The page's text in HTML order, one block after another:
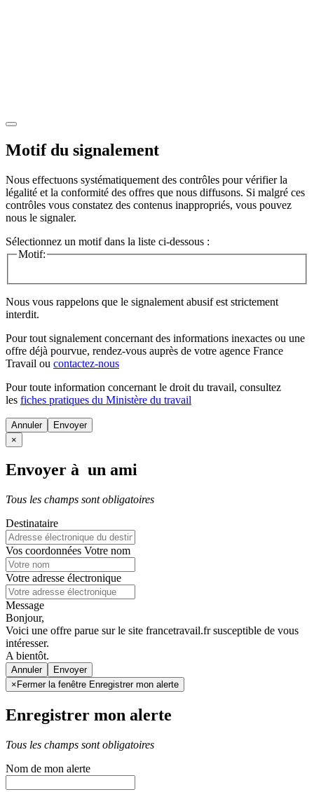
Motif du signalement
Nous effectuons systématiquement des contrôles pour vérifier la
légalité et la conformité des offres que nous diffusons. Si malgré ces
contrôles vous constatez des contenus inappropriés, vous pouvez
nous le signaler.
Sélectionnez un motif dans la liste ci-dessous :
Motif:
Nous vous rappelons que le signalement abusif est strictement
interdit.
Pour tout signalement concernant des informations inexactes ou une
offre déjà pourvue, rendez-vous auprès de votre agence France
Travail ou contactez-nous
Pour toute information concernant le droit du travail, consultez
les fiches pratiques du Ministère du travail
Annuler
×
Envoyer à un ami
Tous les champs sont obligatoires
Destinataire
Vos coordonnées Votre nom
Votre adresse électronique
Message
Bonjour,
Voici une offre parue sur le site francetravail.fr susceptible de vous
intéresser.
A bientôt.
Annuler
× Fermer la fenêtre Enregistrer mon alerte
Enregistrer mon alerte
Tous les champs sont obligatoires
Nom de mon alerte